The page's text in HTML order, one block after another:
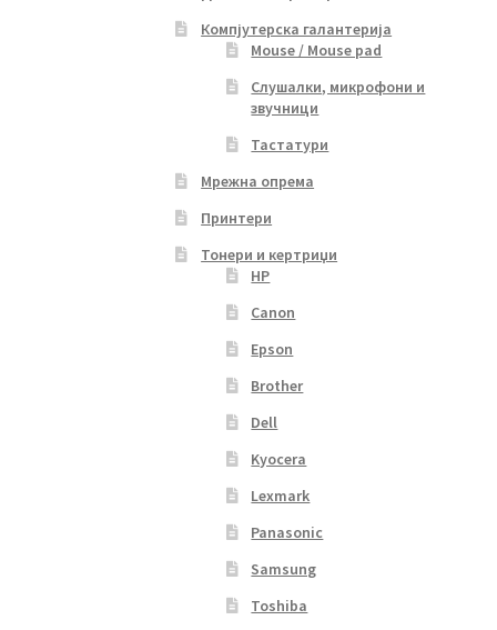
Компјутерска галантерија
Mouse / Mouse pad
Слушалки, микрофони и
звучници
Тастатури
Мрежна опрема
Принтери
Тонери и кертриџи
HP
Canon
Epson
Brother
Dell
Kyocera
Lexmark
Panasonic
Samsung
Toshiba